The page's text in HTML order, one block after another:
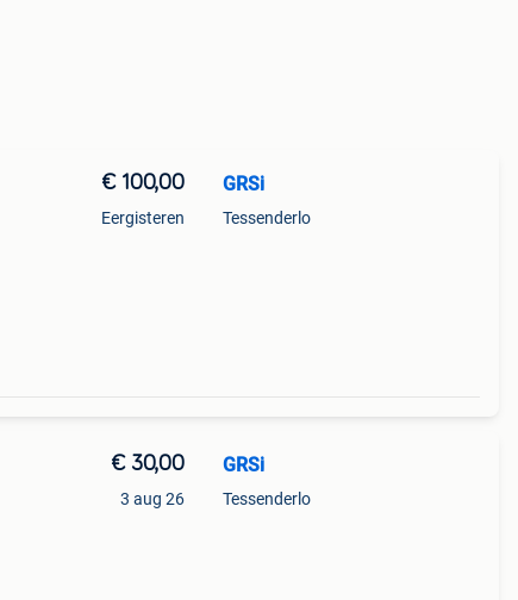
€ 100,00
Eergisteren
GRSi
Tessenderlo
€ 30,00
3 aug 26
GRSi
Tessenderlo